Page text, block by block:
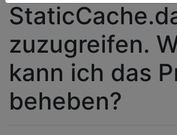
zuzugreifen.
kann ich das
beheben?